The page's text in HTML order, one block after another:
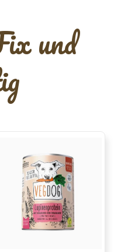
und